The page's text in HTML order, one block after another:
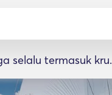
selalu termasuk kru.